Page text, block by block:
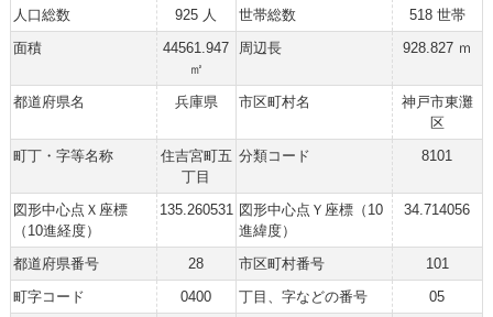
人口総数
925 人 世帯総数
518 世帯
面積
44561.947
㎡
周辺長 928.827 ｍ
都道府県名 兵庫県 市区町村名
神戸市東灘
区
町丁・字等名称
住吉宮町五
丁目
分類コード 8101
図形中心点Ｘ座標
（10進経度）
135.260531 図形中心点Ｙ座標（10
進緯度）
34.714056
都道府県番号 28 市区町村番号
101
町字コード
0400 丁目、字などの番号
05